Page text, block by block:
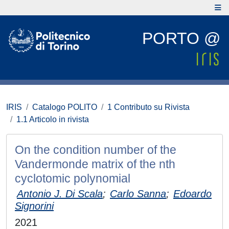
PORTO @
IRIS Catalogo POLITO
1 Contributo su Rivista
1.1 Articolo in rivista
On the condition number of the
Vandermonde matrix of the nth
cyclotomic polynomial
Antonio J. Di Scala; Carlo Sanna; Edoardo
Signorini
2021